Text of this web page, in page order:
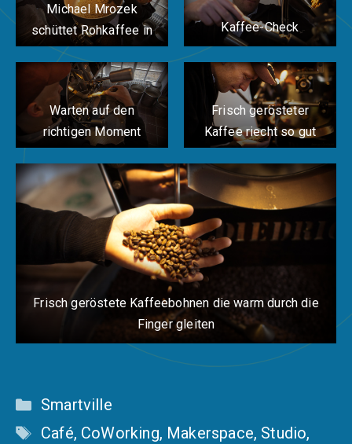
Michael Mrozek
schüttet Rohkaffee in
die Röstmaschine
Kaffee-Check
Warten auf den
richtigen Moment
Frisch gerösteter
Kaffee riecht so gut
Frisch geröstete Kaffeebohnen die warm durch die
Finger gleiten
Kategorien
Smartville
Schlagwörter
Café, CoWorking, Makerspace, Studio,